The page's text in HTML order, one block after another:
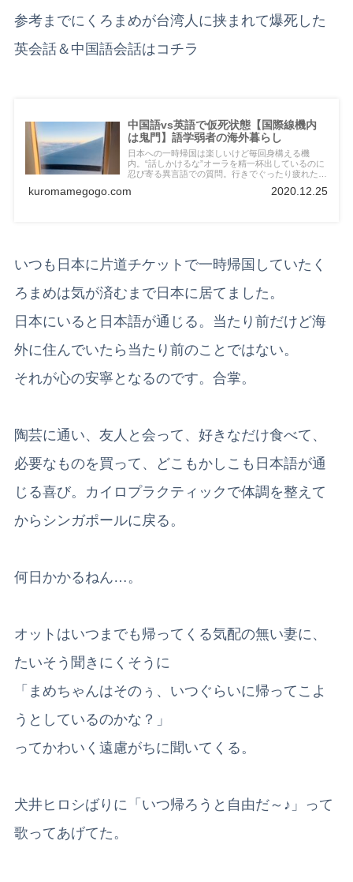
参考までにくろまめが台湾人に挟まれて爆死した
英会話＆中国語会話はコチラ
中国語vs英語で仮死状態【国際線機内
は鬼門】語学弱者の海外暮らし
日本への一時帰国は楽しいけど毎回身構える機
内。“話しかけるな”オーラを精一杯出しているのに
忍び寄る異言語での質問。行きでぐったり疲れた忌
った。台湾人に両側から挟まれて質問される万葉
kuromamegogo.com 2020.12.25
いつも日本に片道チケットで一時帰国していたく
ろまめは気が済むまで日本に居てました。
日本にいると日本語が通じる。当たり前だけど海
外に住んでいたら当たり前のことではない。
それが心の安寧となるのです。合掌。
陶芸に通い、友人と会って、好きなだけ食べて、
必要なものを買って、どこもかしこも日本語が通
じる喜び。カイロプラクティックで体調を整えて
からシンガポールに戻る。
何日かかるねん…。
オットはいつまでも帰ってくる気配の無い妻に、
たいそう聞きにくそうに
「まめちゃんはそのぅ、いつぐらいに帰ってこよ
うとしているのかな？」
ってかわいく遠慮がちに聞いてくる。
犬井ヒロシばりに「いつ帰ろうと自由だ～♪」って
歌ってあげてた。